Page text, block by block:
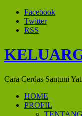
Facebook
Twitter
RSS
Cara Cerdas Santuni
HOME
PROFIL